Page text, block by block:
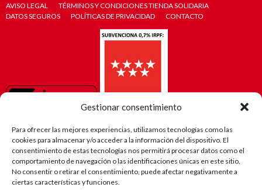
Gestionar consentimiento
Para ofrecer las mejores experiencias, utilizamos tecnologías como las
cookies para almacenar y/o acceder a la información del dispositivo. El
consentimiento de estas tecnologías nos permitirá procesar datos como el
comportamiento de navegación o las identificaciones únicas en este sitio.
No consentir o retirar el consentimiento, puede afectar negativamente a
ciertas características y funciones.
AVISO LEGAL
TÉRMINOS Y CONDICIONES TIENDA SOLIDARIA
DATOS SEGUROS
POLÍTICAS DE PRIVACIDAD CONTACTO